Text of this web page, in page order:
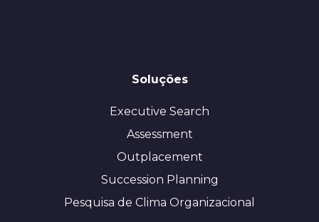
Soluções
Executive Search
Assessment
Outplacement
Succession Planning
Pesquisa de Clima Organizacional